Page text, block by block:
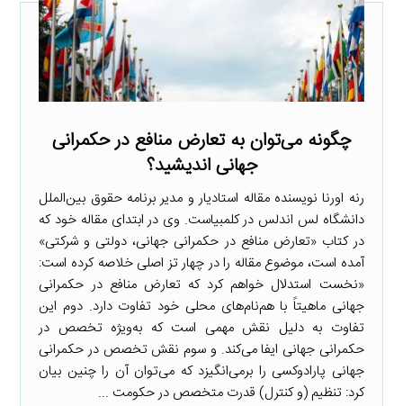
چگونه می‌توان به تعارض منافع در حکمرانی
جهانی اندیشید؟
رنه اورنا نویسنده مقاله استادیار و مدیر برنامه حقوق بین‌الملل
دانشگاه لس اندلس در کلمبیاست. وی در ابتدای مقاله خود که
در کتاب «تعارض منافع در حکمرانی جهانی، دولتی و شرکتی»
آمده است، موضوع مقاله را در چهار تز اصلی خلاصه کرده است:
«نخست استدلال خواهم کرد که تعارض منافع در حکمرانی
جهانی ماهیتاً با هم‌نام‌های محلی خود تفاوت دارد. دوم این
تفاوت به دلیل نقش مهمی است که به‌ویژه تخصص در
حکمرانی جهانی ایفا می‌کند. و سوم نقش تخصص در حکمرانی
جهانی پارادوکسی را برمی‌انگیزد که می‌توان آن را چنین بیان
کرد: تنظیم (و کنترل) قدرت متخصص در حکومت ...